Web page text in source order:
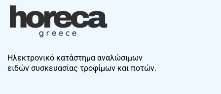
Ηλεκτρονικό κατάστημα αναλώσιμων
ειδών συσκευασίας τροφίμων και ποτών.